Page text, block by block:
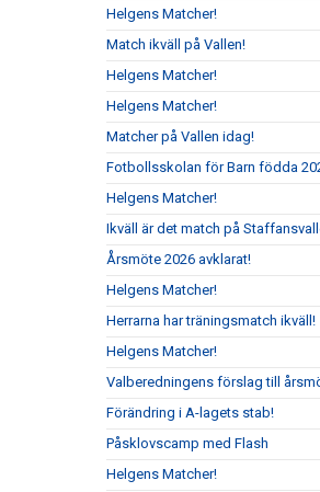
Helgens Matcher!
Match ikväll på Vallen!
Helgens Matcher!
Helgens Matcher!
Matcher på Vallen idag!
Fotbollsskolan för Barn födda
Helgens Matcher!
Ikväll är det match på
Årsmöte 2026 avklarat!
Helgens Matcher!
Herrarna har träningsmatch ikväll!
Helgens Matcher!
Valberedningens förslag till
Förändring i A-lagets stab!
Påsklovscamp med Flash
Helgens Matcher!